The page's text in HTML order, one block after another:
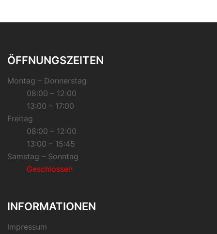
ÖFFNUNGSZEITEN
Montag – Donnerstag
08:00 – 12:00
13:00 – 17:00
Freitag
08:00 – 12:00
13:00 – 15:45
Samstag – Sonntag
Geschlossen
INFORMATIONEN
Impressum